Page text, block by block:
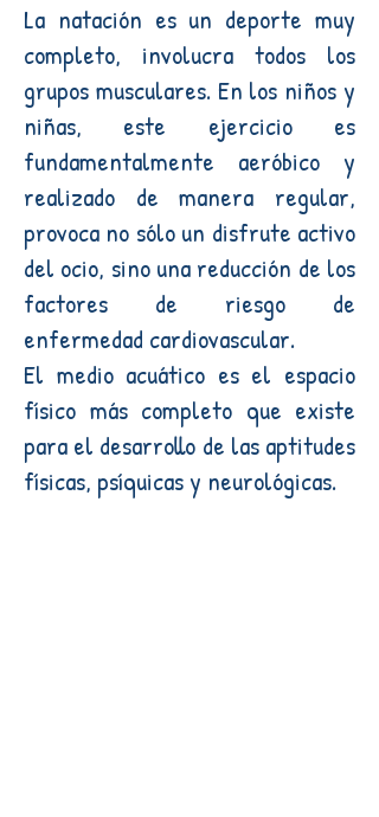
La natación es un deporte muy
completo, involucra todos los
grupos musculares. En los niños y
niñas, este ejercicio es
fundamentalmente aeróbico y
realizado de manera regular,
provoca no sólo un disfrute activo
del ocio, sino una reducción de los
factores de riesgo de
enfermedad cardiovascular.
El medio acuático es el espacio
físico más completo que existe
para el desarrollo de las aptitudes
físicas, psíquicas y neurológicas.